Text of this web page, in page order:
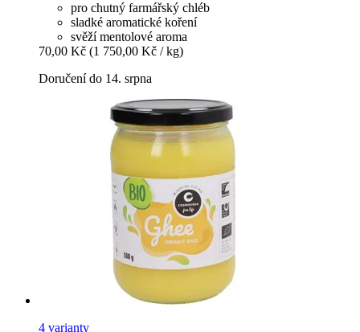
pro chutný farmářský chléb
sladké aromatické koření
svěží mentolové aroma
70,00 Kč (1 750,00 Kč / kg)
Doručení do 14. srpna
4 varianty